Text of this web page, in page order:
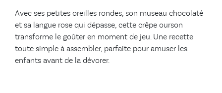
Avec ses petites oreilles rondes, son museau chocolaté
et sa langue rose qui dépasse, cette crêpe ourson
transforme le goûter en moment de jeu. Une recette
toute simple à assembler, parfaite pour amuser les
enfants avant de la dévorer.